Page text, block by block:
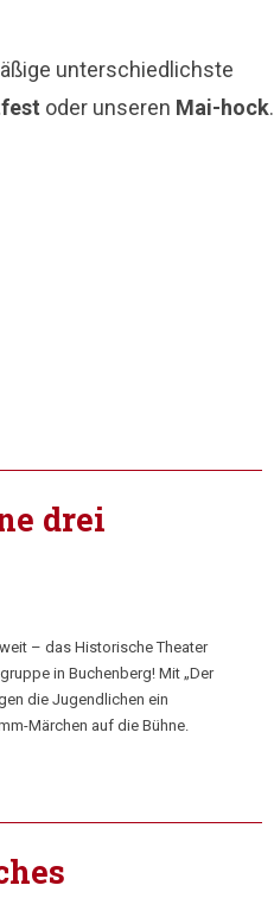
unterschiedlichste
oder unseren Mai-hock.
drei
– das Historische Theater
in Buchenberg! Mit „Der
die Jugendlichen ein
Märchen auf die Bühne.